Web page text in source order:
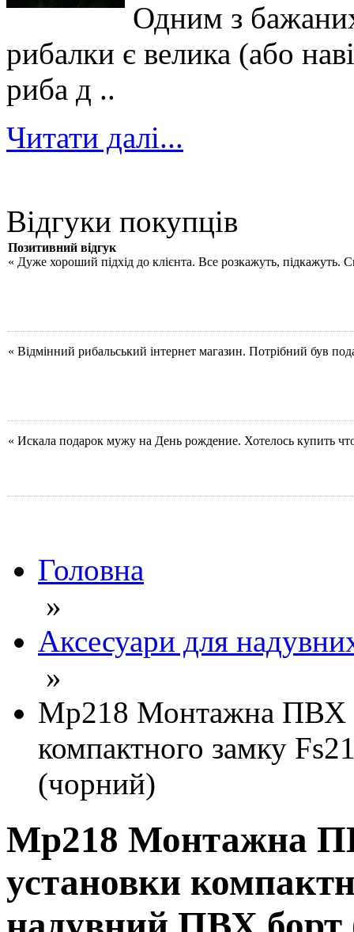
Одним з
рибалки є велика (або
риба д ..
Читати далі...
Відгуки покупців
Позитивний відгук
« Дуже хороший підхід до клієнта. Все розкажуть, підкажуть.
« Відмінний рибальський інтернет магазин. Потрібний був
« Искала подарок мужу на День рождение. Хотелось купить
Головна
»
Аксесуари для
»
Mp218 Монтажна ПВХ
компактного замку
(чорний)
Mp218 Монтажна
установки